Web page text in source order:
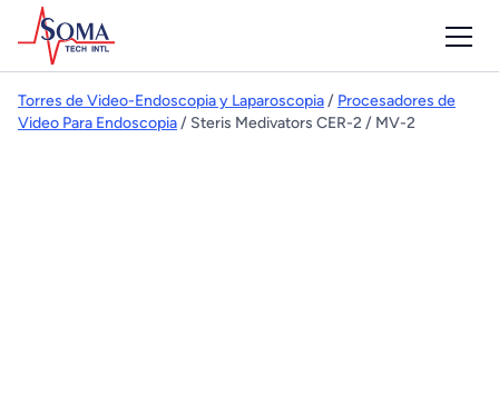
Torres de Video-Endoscopia y Laparoscopia/ Procesadores de
Video Para Endoscopia/ Steris Medivators CER-2 / MV-2